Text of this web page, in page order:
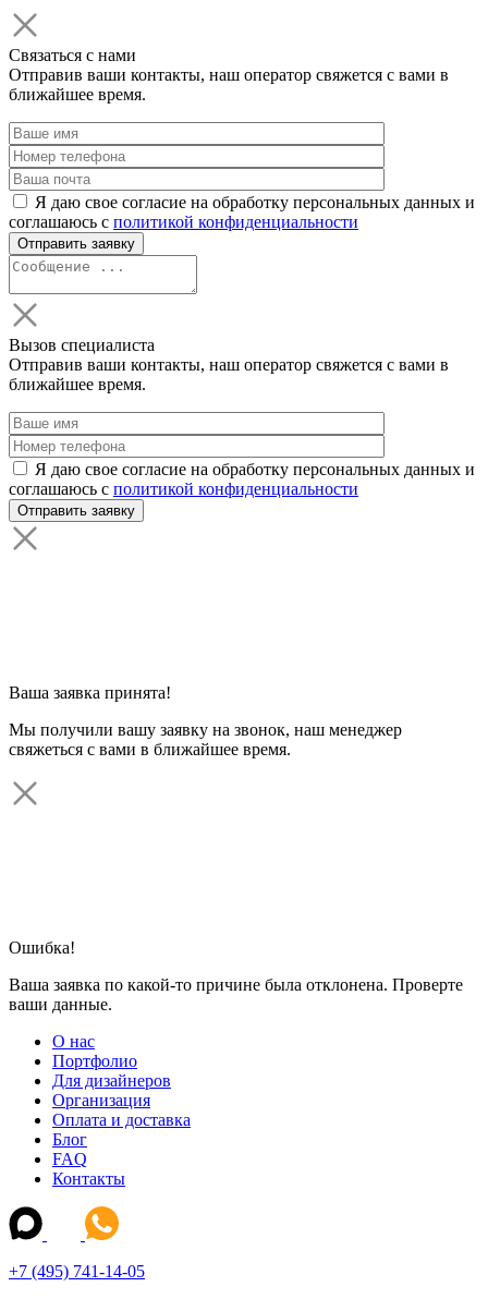
Связаться с нами
Отправив ваши контакты, наш оператор свяжется с вами в
ближайшее время.
Я даю свое согласие на обработку персональных данных и
соглашаюсь с политикой конфиденциальности
Вызов специалиста
Отправив ваши контакты, наш оператор свяжется с вами в
ближайшее время.
Я даю свое согласие на обработку персональных данных и
соглашаюсь с политикой конфиденциальности
Ваша заявка принята!
Мы получили вашу заявку на звонок, наш менеджер
свяжеться с вами в ближайшее время.
Ошибка!
Ваша заявка по какой-то причине была отклонена. Проверте
ваши данные.
О нас
Портфолио
Для дизайнеров
Организация
Оплата и доставка
Блог
FAQ
Контакты
+7 (495) 741-14-05